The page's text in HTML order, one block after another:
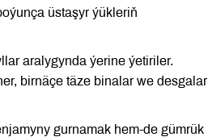
üstaşyr ýükleriň
aralygynda ýerine ýetiriler.
birnäçe täze binalar we desgalar
gurnamak hem-de gümrük